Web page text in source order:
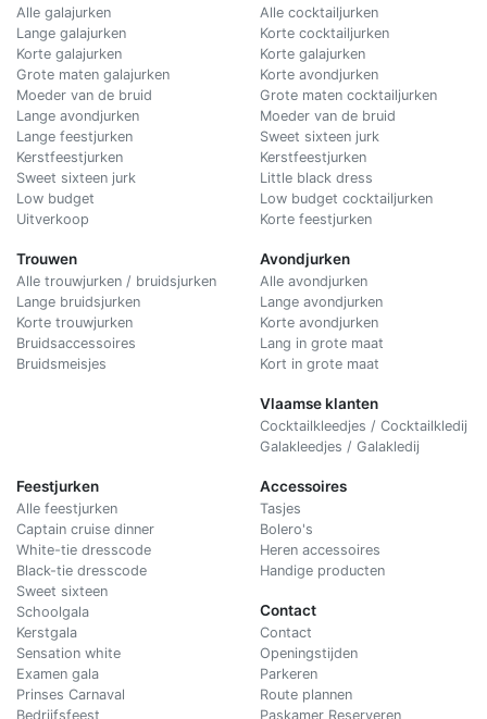
Alle galajurken
Lange galajurken
Korte galajurken
Grote maten galajurken
Moeder van de bruid
Lange avondjurken
Lange feestjurken
Kerstfeestjurken
Sweet sixteen jurk
Low budget
Uitverkoop
Trouwen
Alle trouwjurken / bruidsjurken
Lange bruidsjurken
Korte trouwjurken
Bruidsaccessoires
Bruidsmeisjes
Alle cocktailjurken
Korte cocktailjurken
Korte galajurken
Korte avondjurken
Grote maten cocktailjurken
Moeder van de bruid
Sweet sixteen jurk
Kerstfeestjurken
Little black dress
Low budget cocktailjurken
Korte feestjurken
Avondjurken
Alle avondjurken
Lange avondjurken
Korte avondjurken
Lang in grote maat
Kort in grote maat
Vlaamse klanten
Cocktailkleedjes / Cocktailkledij
Galakleedjes / Galakledij
Feestjurken
Alle feestjurken
Captain cruise dinner
White-tie dresscode
Black-tie dresscode
Sweet sixteen
Schoolgala
Kerstgala
Sensation white
Examen gala
Prinses Carnaval
Bedrijfsfeest
Accessoires
Tasjes
Bolero's
Heren accessoires
Handige producten
Contact
Contact
Openingstijden
Parkeren
Route plannen
Paskamer Reserveren